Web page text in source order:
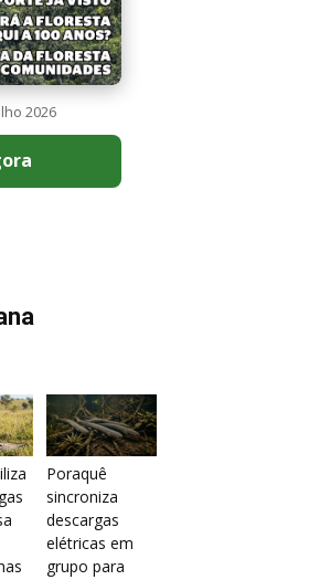
2026
Poraquê
sincroniza
descargas
elétricas em
grupo para